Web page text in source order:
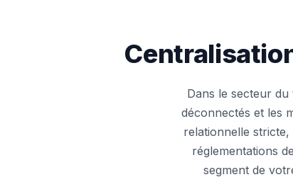
Dans le secteur
déconnectés et les
relationnelle
réglementations
segment de